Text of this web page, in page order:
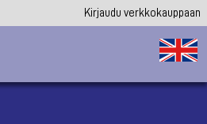
Kirjaudu verkkokauppaan